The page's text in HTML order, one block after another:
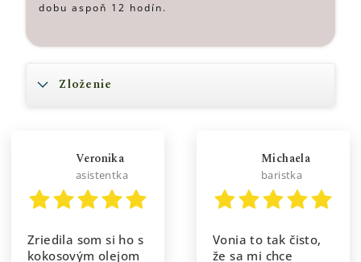
dobu aspoň 12 hodín.
Zloženie
Veronika
asistentka
Zriedila som si ho s
kokosovým olejom
Michaela
baristka
Vonia to tak čisto,
že sa mi chce